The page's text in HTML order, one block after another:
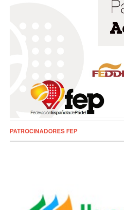
PATROCINADORES FEP